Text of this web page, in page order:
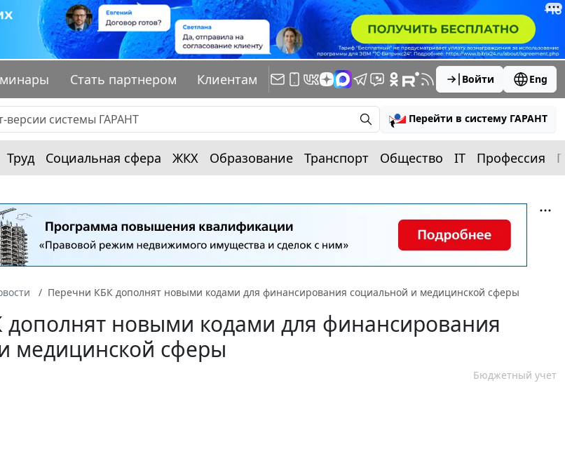
Стать партнером Клиентам Войти Eng
Перейти в систему ГАРАНТ
Труд Социальная сфера ЖКХ Образование Транспорт Общество IT Профессия
Перечни КБК дополнят новыми кодами для финансирования социальной и медицинской сферы
новыми кодами для финансирования
медицинской сферы
Бюджетный учет